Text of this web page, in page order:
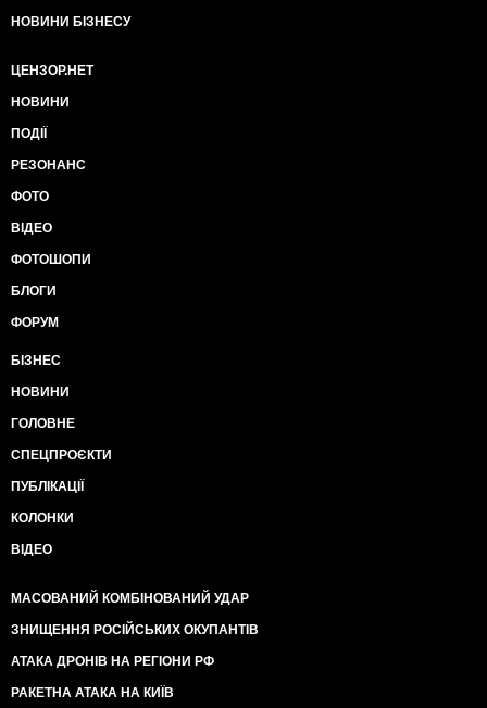
НОВИНИ БІЗНЕСУ
ЦЕНЗОР.НЕТ
НОВИНИ
ПОДІЇ
РЕЗОНАНС
ФОТО
ВІДЕО
ФОТОШОПИ
БЛОГИ
ФОРУМ
БІЗНЕС
НОВИНИ
ГОЛОВНЕ
СПЕЦПРОЄКТИ
ПУБЛІКАЦІЇ
КОЛОНКИ
ВІДЕО
МАСОВАНИЙ КОМБІНОВАНИЙ УДАР
ЗНИЩЕННЯ РОСІЙСЬКИХ ОКУПАНТІВ
АТАКА ДРОНІВ НА РЕГІОНИ РФ
РАКЕТНА АТАКА НА КИЇВ